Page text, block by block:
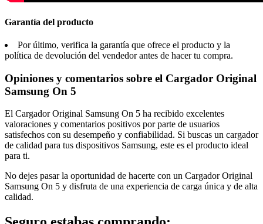
Garantía del producto
Por último, verifica la garantía que ofrece el producto y la
política de devolución del vendedor antes de hacer tu compra.
Opiniones y comentarios sobre el Cargador Original
Samsung On 5
El Cargador Original Samsung On 5 ha recibido excelentes
valoraciones y comentarios positivos por parte de usuarios
satisfechos con su desempeño y confiabilidad. Si buscas un cargador
de calidad para tus dispositivos Samsung, este es el producto ideal
para ti.
No dejes pasar la oportunidad de hacerte con un Cargador Original
Samsung On 5 y disfruta de una experiencia de carga única y de alta
calidad.